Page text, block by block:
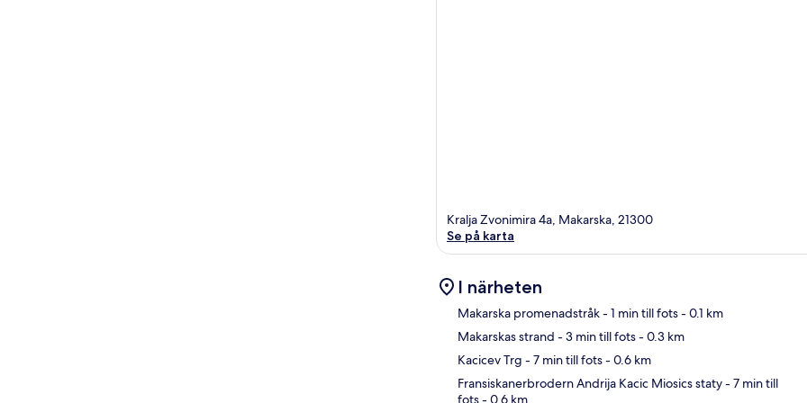
Kralja Zvonimira 4a, Makarska, 21300
Se på karta
I närheten
Makarska promenadstråk- 1 min till fots- 0.1 km
Makarskas strand - 3 min till fots- 0.3 km
Kacicev Trg - 7 min till fots- 0.6 km
Fransiskanerbrodern Andrija Kacic Miosics staty- 7 min till
fots- 0.6 km